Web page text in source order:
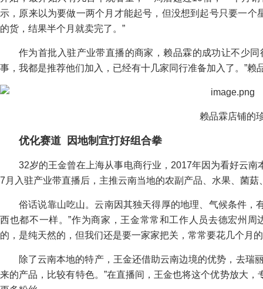
示，原来以为要做一两个月才能起号，但没想到起号只要一个
的货，结果半个月就卖完了。”
作为首批入驻产业带直播的商家，赖品霖的成功让不少
事，我都是推荐他们加入，已经有十几家同行准备加入了。”赖
赖品霖店铺的
优化赛道 因地制宜打好组合拳
32岁的王金曾在上海从事电商行业，2017年因为看好云
7月入驻产业带直播后，主推云南当地的农副产品、水果、菌
俗话说靠山吃山。云南因其独天得厚的地理、气候条件，
西也都不一样。”作为商家，王金常常和工作人员去德宏州
的，是纯天然的，但我们还是要一家家把关，常常要花几个月
除了云南本地的特产，王金还借助云南边境的优势，去瑞
来的产品，比较有特色。”在直播间，王金也将这个优势放大